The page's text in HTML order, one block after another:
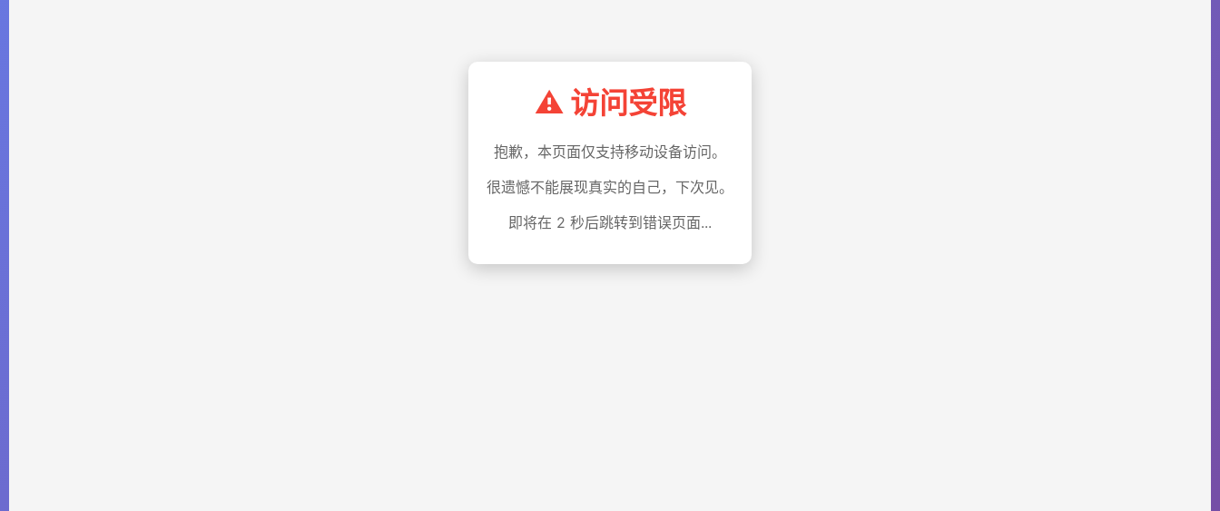
⚠️ 访问受限
抱歉，本页面仅支持移动设备访问。
很遗憾不能展现真实的自己，下次见。
即将在1秒后跳转到错误页面...